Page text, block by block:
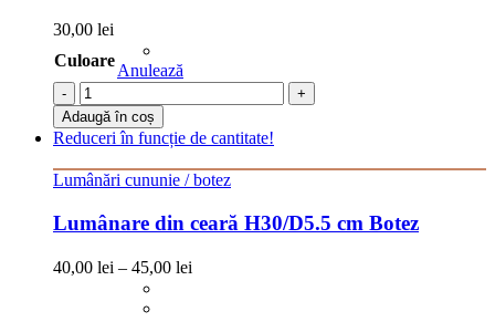
30,00 lei
Culoare
Anulează
-
+
Adaugă în coș
Reduceri în funcție de cantitate!
Lumânări cununie / botez
Lumânare din ceară H30/D5.5 cm Botez
40,00 lei – 45,00 lei